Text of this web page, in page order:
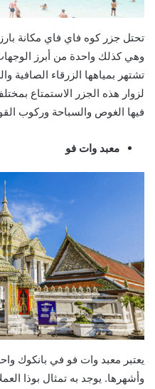
تحتل جزر كوه فاي فاي مكانة
وهي كذلك واحدة من أبرز الوجهات
تشتهر بمياهها الزرقاء الصافية
لزوار هذه الجزر الاستمتاع
فيها الغوص والسباحة وركوب
معبد وات فو
يعتبر معبد وات فو في بانكوك